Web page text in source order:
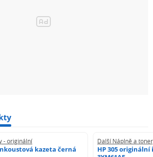
- originální
kazeta černá
Další Náplně a
HP 305